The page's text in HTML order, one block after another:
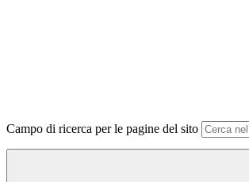
Campo di ricerca per le pagine del sito